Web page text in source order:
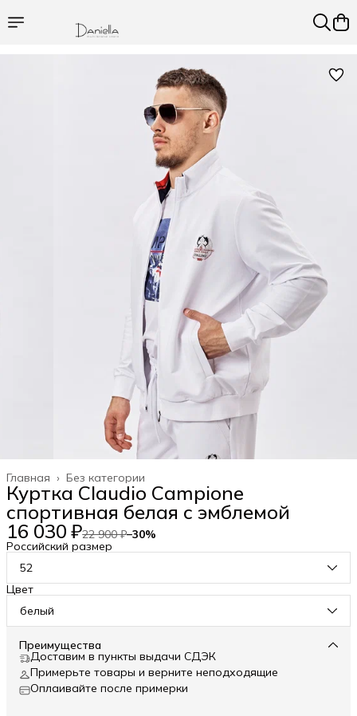
Без категории
Главная ›
Куртка Claudio Campione
спортивная белая с эмблемой
16 030 ₽22 900 ₽−30%
Российский размер
52
Цвет
белый
Преимущества
Доставим в пункты выдачи СДЭК
Примерьте товары и верните неподходящие
Оплаивайте после примерки